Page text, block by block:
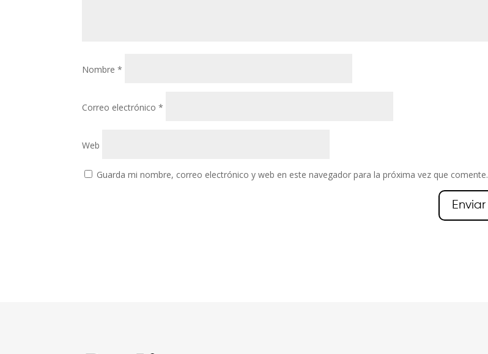
Nombre*
Correo electrónico*
Web
Guarda mi nombre, correo electrónico y web en este navegador para la próxima vez que comente.